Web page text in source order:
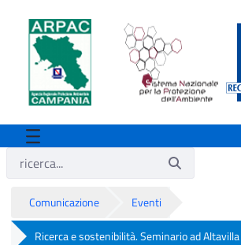
Comunicazione Eventi
Ricerca e sostenibilità. Seminario ad